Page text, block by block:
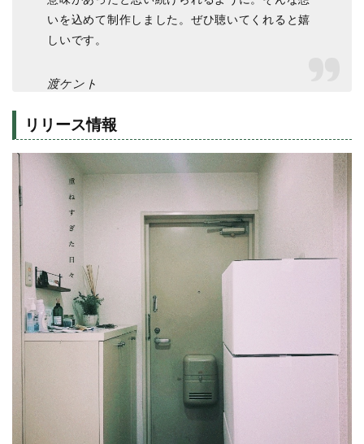
いを込めて制作しました。ぜひ聴いてくれると嬉
しいです。
渡ケント
リリース情報